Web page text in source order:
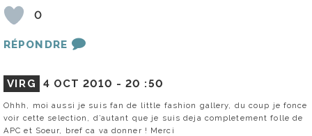
0
RÉPONDRE
VIRG 4 OCT 2010 -20 :50
Ohhh, moi aussi je suis fan de little fashion gallery, du coup je fonce
voir cette selection, d’autant que je suis deja completement folle de
APC et Soeur, bref ca va donner ! Merci